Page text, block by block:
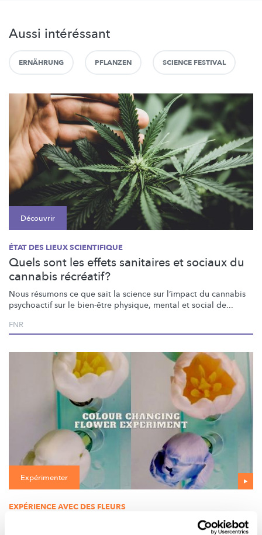
Aussi intéréssant
ERNÄHRUNG PFLANZEN SCIENCE FESTIVAL
Découvrir
ÉTAT DES LIEUX SCIENTIFIQUE
Quels sont les effets sanitaires et sociaux du
cannabis récréatif?
Nous résumons ce que sait la science sur l’impact du cannabis
psychoactif sur le bien-être physique, mental et social de...
FNR
Expérimenter
EXPÉRIENCE AVEC DES FLEURS
Transformez des tulipes blanches en tulipes